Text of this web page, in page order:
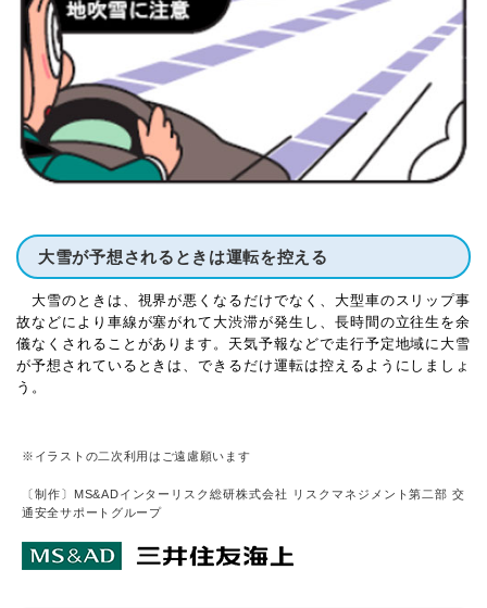
大雪が予想されるときは運転を控える
大雪のときは、視界が悪くなるだけでなく、大型車のスリップ事
故などにより車線が塞がれて大渋滞が発生し、長時間の立往生を余
儀なくされることがあります。天気予報などで走行予定地域に大雪
が予想されているときは、できるだけ運転は控えるようにしましょ
う。
※イラストの二次利用はご遠慮願います
〔制作〕MS&ADインターリスク総研株式会社 リスクマネジメント第二部 交
通安全サポートグループ